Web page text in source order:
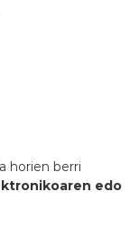
horien berri
edo